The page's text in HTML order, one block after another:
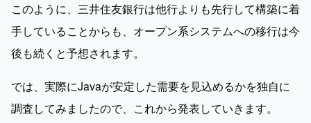
このように、三井住友銀行は他行よりも先行して構築に着
手していることからも、オープン系システムへの移行は今
後も続くと予想されます。
では、実際にJavaが安定した需要を見込めるかを独自に
調査してみましたので、これから発表していきます。